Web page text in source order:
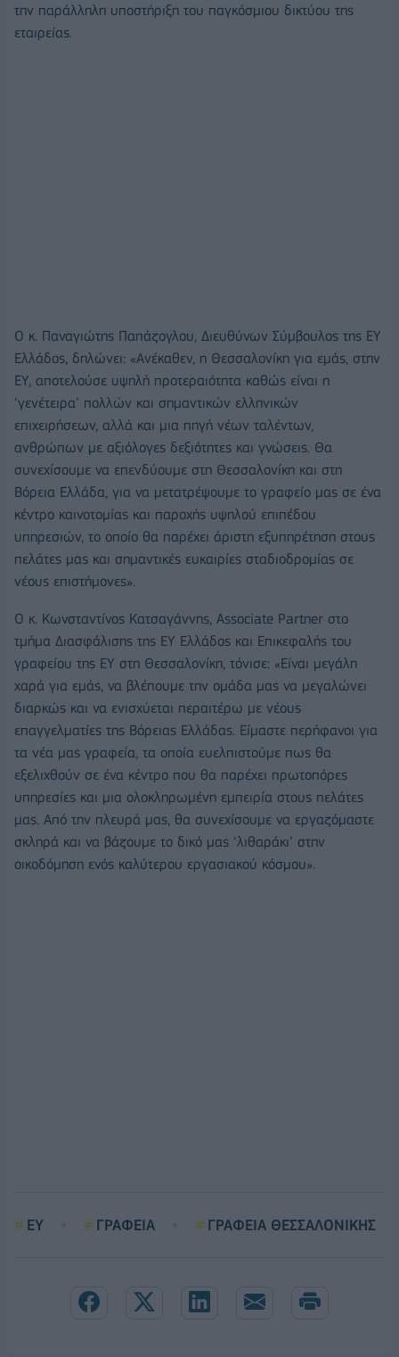
την παράλληλη υποστήριξη του παγκόσμιου δικτύου της
εταιρείας.
Ο κ. Παναγιώτης Παπάζογλου, Διευθύνων Σύμβουλος της ΕΥ
Ελλάδος, δηλώνει: «Ανέκαθεν, η Θεσσαλονίκη για εμάς, στην
ΕΥ, αποτελούσε υψηλή προτεραιότητα καθώς είναι η
‘γενέτειρα’ πολλών και σημαντικών ελληνικών
επιχειρήσεων, αλλά και μια πηγή νέων ταλέντων,
ανθρώπων με αξιόλογες δεξιότητες και γνώσεις. Θα
συνεχίσουμε να επενδύουμε στη Θεσσαλονίκη και στη
Βόρεια Ελλάδα, για να μετατρέψουμε το γραφείο μας σε ένα
κέντρο καινοτομίας και παροχής υψηλού επιπέδου
υπηρεσιών, το οποίο θα παρέχει άριστη εξυπηρέτηση στους
πελάτες μας και σημαντικές ευκαιρίες σταδιοδρομίας σε
νέους επιστήμονες».
Ο κ. Κωνσταντίνος Κατσαγάννης, Associate Partner στο
τμήμα Διασφάλισης της ΕΥ Ελλάδος και Επικεφαλής του
γραφείου της ΕΥ στη Θεσσαλονίκη, τόνισε: «Είναι μεγάλη
χαρά για εμάς, να βλέπουμε την ομάδα μας να μεγαλώνει
διαρκώς και να ενισχύεται περαιτέρω με νέους
επαγγελματίες της Βόρειας Ελλάδας. Είμαστε περήφανοι για
τα νέα μας γραφεία, τα οποία ευελπιστούμε πως θα
εξελιχθούν σε ένα κέντρο που θα παρέχει πρωτοπόρες
υπηρεσίες και μια ολοκληρωμένη εμπειρία στους πελάτες
μας. Από την πλευρά μας, θα συνεχίσουμε να εργαζόμαστε
σκληρά και να βάζουμε το δικό μας ‘λιθαράκι’ στην
οικοδόμηση ενός καλύτερου εργασιακού κόσμου».
EY ΓΡΑΦΕΙΑ ΓΡΑΦΕΙΑ ΘΕΣΣΑΛΟΝΙΚΗΣ